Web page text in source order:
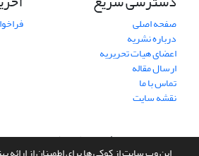
صفحه اصلی
درباره نشریه
اعضای هیات تحریریه
ارسال مقاله
تماس با ما
نقشه سایت
سامانه مدیریت نشریات علمی.طراحی و پیاده